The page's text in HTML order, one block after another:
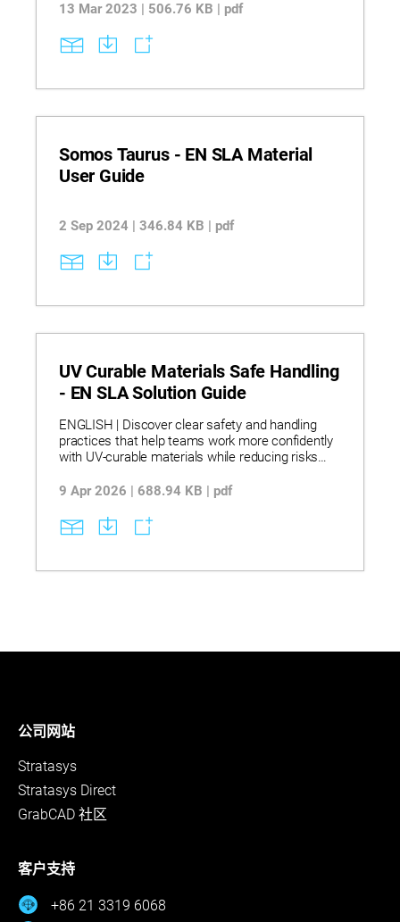
13 Mar 2023 | 506.76 KB | pdf
Somos Taurus - EN SLA Material
User Guide
2 Sep 2024 | 346.84 KB | pdf
UV Curable Materials Safe Handling
- EN SLA Solution Guide
ENGLISH | Discover clear safety and handling
practices that help teams work more confidently
with UV‑curable materials while reducing risks
workflows that use UV‑curable resins, controlled
methods to support stable curing and consistent
part quality. See how correct handling, ventilation,
operations, less waste, and smoother day‑to‑day
9 Apr 2026 | 688.94 KB | pdf
公司网站
Stratasys
Stratasys Direct
GrabCAD 社区
客户支持
+86 21 3319 6068